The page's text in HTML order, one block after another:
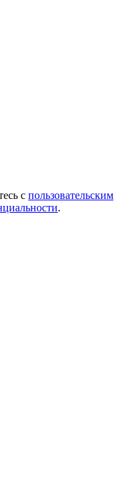
с пользовательским
.